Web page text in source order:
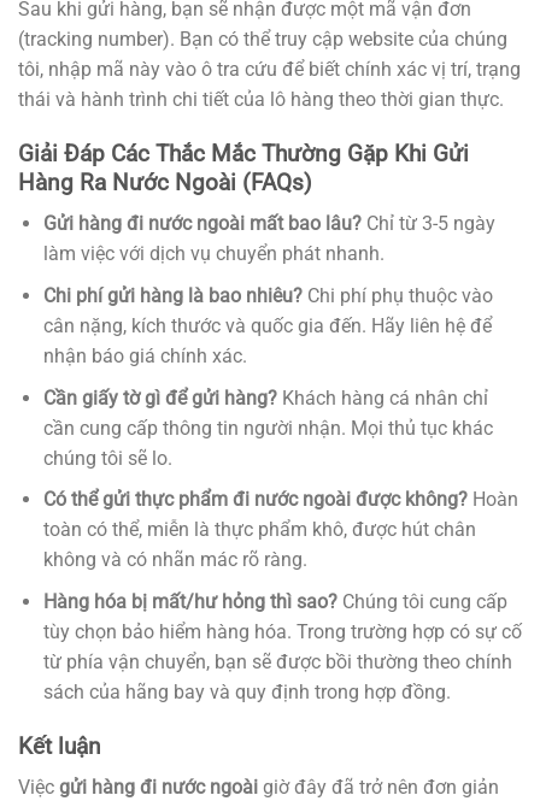
Sau khi gửi hàng, bạn sẽ nhận được một mã vận đơn
(tracking number). Bạn có thể truy cập website của chúng
tôi, nhập mã này vào ô tra cứu để biết chính xác vị trí, trạng
thái và hành trình chi tiết của lô hàng theo thời gian thực.
Giải Đáp Các Thắc Mắc Thường Gặp Khi Gửi
Hàng Ra Nước Ngoài (FAQs)
Gửi hàng đi nước ngoài mất bao lâu?Chỉ từ 3-5 ngày
làm việc với dịch vụ chuyển phát nhanh.
Chi phí gửi hàng là bao nhiêu?Chi phí phụ thuộc vào
cân nặng, kích thước và quốc gia đến. Hãy liên hệ để
nhận báo giá chính xác.
Cần giấy tờ gì để gửi hàng?Khách hàng cá nhân chỉ
cần cung cấp thông tin người nhận. Mọi thủ tục khác
chúng tôi sẽ lo.
Có thể gửi thực phẩm đi nước ngoài được không?Hoàn
toàn có thể, miễn là thực phẩm khô, được hút chân
không và có nhãn mác rõ ràng.
Hàng hóa bị mất/hư hỏng thì sao?Chúng tôi cung cấp
tùy chọn bảo hiểm hàng hóa. Trong trường hợp có sự cố
từ phía vận chuyển, bạn sẽ được bồi thường theo chính
sách của hãng bay và quy định trong hợp đồng.
Kết luận
Việc gửi hàng đi nước ngoài giờ đây đã trở nên đơn giản